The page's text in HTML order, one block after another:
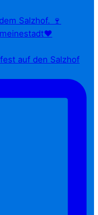
auf den Salzhof